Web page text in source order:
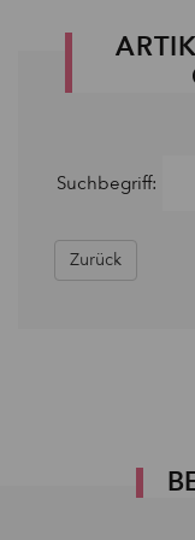
Suchbegriff:
Zurück